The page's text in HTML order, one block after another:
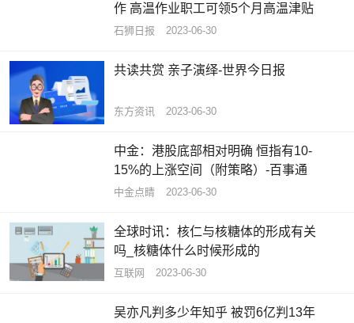
作 高温作业职工可领5个月高温津贴
石狮日报 2023-06-30
共读共赏 亲子演绎-世界今日报
东方资讯 2023-06-30
中金：港股底部相对明确 恒指有10-
15%的上涨空间（附策略）-百事通
中金点睛 2023-06-30
全球时讯：核仁与核糖体的形成有关
吗_核糖体什么时候形成的
互联网 2023-06-30
吴亦凡判多少年知乎 被罚6亿判13年